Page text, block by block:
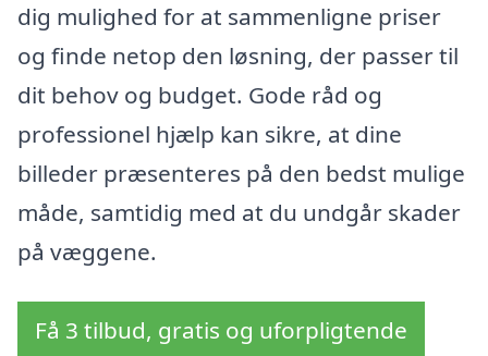
dig mulighed for at sammenligne priser
og finde netop den løsning, der passer til
dit behov og budget. Gode råd og
professionel hjælp kan sikre, at dine
billeder præsenteres på den bedst mulige
måde, samtidig med at du undgår skader
på væggene.
Få 3 tilbud, gratis og uforpligtende